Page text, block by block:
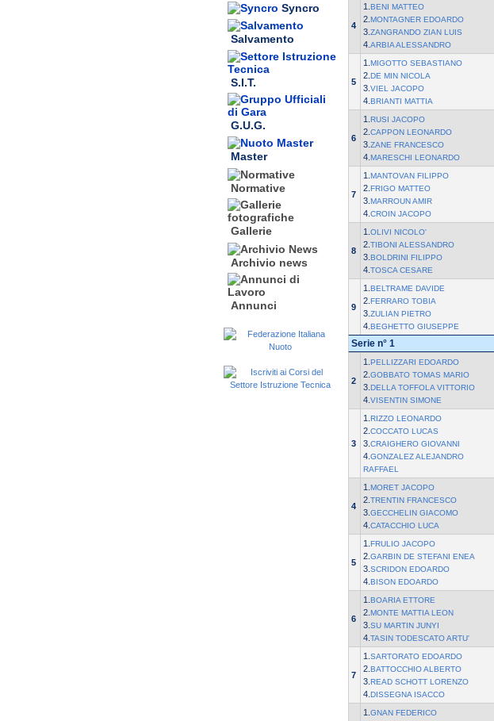
Syncro
Salvamento
S.I.T.
G.U.G.
Master
Normative
Gallerie
Archivio news
Annunci
4
1. BENI MATTEO
2. MONTAGNER EDOARDO
3. ZANGRANDO ZIAN LUIS
4. ARBIA ALESSANDRO
5
1. MIGOTTO SEBASTIANO
2. DE MIN NICOLA
3. VIEL JACOPO
4. BRIANTI MATTIA
6
1. RUSI JACOPO
2. CAPPON LEONARDO
3. ZANE FRANCESCO
4. MARESCHI LEONARDO
7
1. MANTOVAN FILIPPO
2. FRIGO MATTEO
3. MARROUN AMIR
4. CROIN JACOPO
8
1. OLIVI NICOLO'
2. TIBONI ALESSANDRO
3. BOLDRINI FILIPPO
4. TOSCA CESARE
9
1. BELTRAME DAVIDE
2. FERRARO TOBIA
3. ZULIAN PIETRO
4. BEGHETTO GIUSEPPE
Serie n° 1
2
1. PELLIZZARI EDOARDO
2. GOBBATO TOMAS MARIO
3. DELLA TOFFOLA VITTORIO
4. VISENTIN SIMONE
3
1. RIZZO LEONARDO
2. COCCATO LUCAS
3. CRAIGHERO GIOVANNI
4. GONZALEZ ALEJANDRO
RAFFAEL
4
1. MORET JACOPO
2. TRENTIN FRANCESCO
3. GECCHELIN GIACOMO
4. CATACCHIO LUCA
5
1. FRULIO JACOPO
2. GARBIN DE STEFANI ENEA
3. SCRIDON EDOARDO
4. BISON EDOARDO
6
1. BOARIA ETTORE
2. MONTE MATTIA LEON
3. SU MARTIN JUNYI
4. TASIN TODESCATO ARTU'
7
1. SARTORATO EDOARDO
2. BATTOCCHIO ALBERTO
3. READ SCHOTT LORENZO
4. DISSEGNA ISACCO
1. GNAN FEDERICO